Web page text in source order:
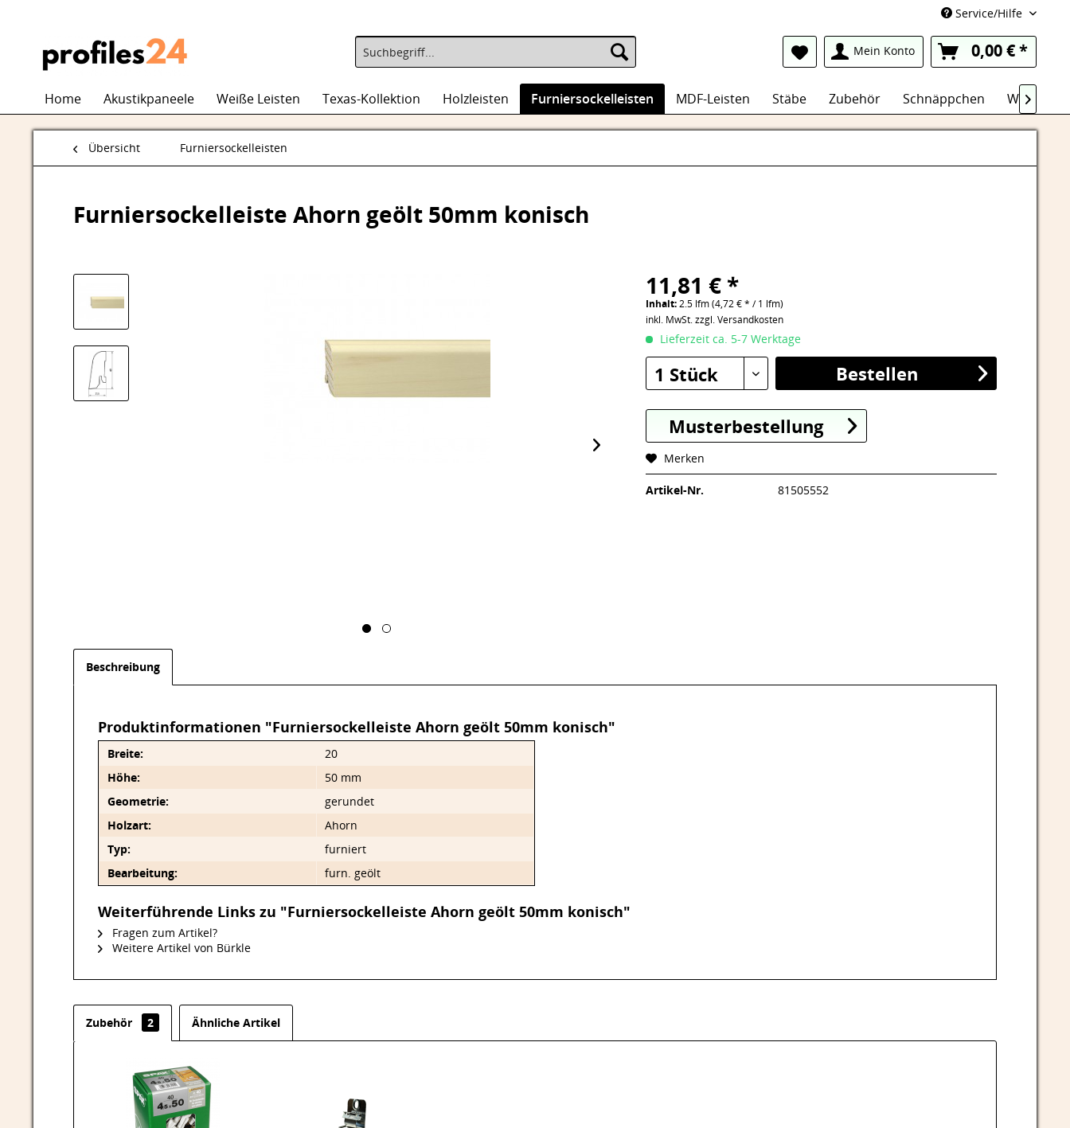
Service/Hilfe
Mein Konto 0,00 € *
Home Akustikpaneele Weiße Leisten Texas-Kollektion Holzleisten Furniersockelleisten MDF-Leisten Stäbe Zubehör Schnäppchen 
Übersicht Furniersockelleisten
Furniersockelleiste Ahorn geölt 50mm konisch
11,81 € *
Inhalt:2.5 lfm (4,72 € * / 1 lfm)
inkl. MwSt.zzgl. Versandkosten
Lieferzeit ca. 5-7 Werktage
1 Stück Bestellen
Musterbestellung
Merken
Artikel-Nr. 81505552
Beschreibung
Produktinformationen "Furniersockelleiste Ahorn geölt 50mm konisch"
Breite:
20
Höhe:
50 mm
Geometrie:
gerundet
Holzart:
Ahorn
Typ:
furniert
Bearbeitung:
furn. geölt
Weiterführende Links zu "Furniersockelleiste Ahorn geölt 50mm konisch"
Fragen zum Artikel?
Weitere Artikel von Bürkle
Zubehör 2 Ähnliche Artikel